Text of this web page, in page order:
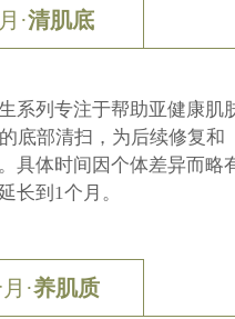
系列专注于帮助亚健康肌
底部清扫，为后续修复和
具体时间因个体差异而略
长到1个月。
·清肌底
·养肌质